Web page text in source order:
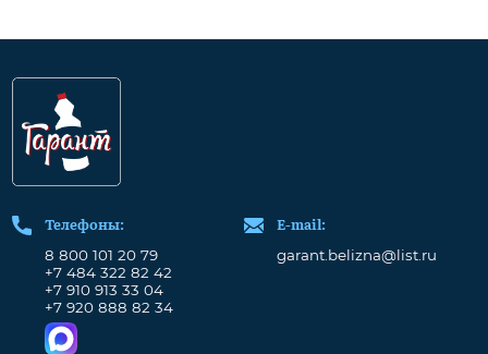
Телефоны:
8 800 101 20 79
+7 484 322 82 42
+7 910 913 33 04
+7 920 888 82 34
Е-mail:
garant.belizna@list.ru